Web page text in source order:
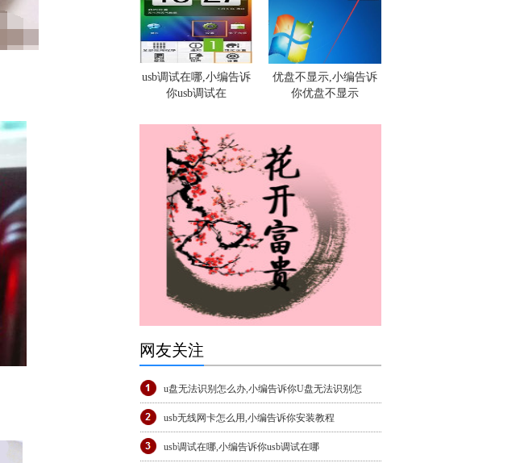
usb调试在哪,小编告诉
你usb调试在
优盘不显示,小编告诉
你优盘不显示
网友关注
u盘无法识别怎么办,小编告诉你U盘无法识别怎
usb无线网卡怎么用,小编告诉你安装教程
usb调试在哪,小编告诉你usb调试在哪